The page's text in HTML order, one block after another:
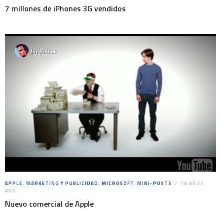
7 millones de iPhones 3G vendidos
By josece
APPLE, MARKETING Y PUBLICIDAD, MICROSOFT, MINI-POSTS
18 AÑOS
AGO
Nuevo comercial de Apple